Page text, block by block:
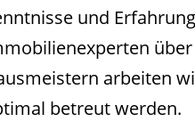
und
arbeiten
betreut werden.